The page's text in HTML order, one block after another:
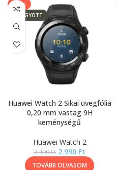
-14%
ELFOGYOTT
Huawei Watch 2 Sikai üvegfólia
0,20 mm vastag 9H
keménységű
Huawei Watch 2
3.490Ft 2.990 Ft
TOVÁBB OLVASOM